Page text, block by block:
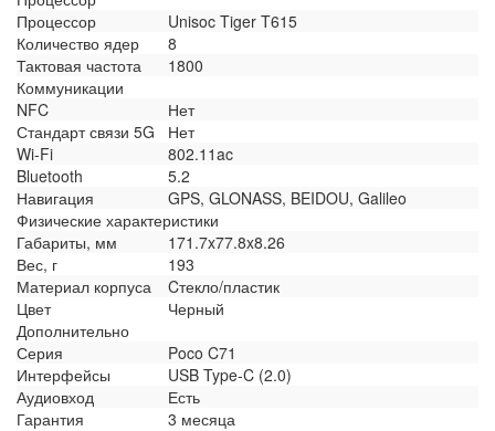
Процессор
Unisoc Tiger T615
Количество ядер
8
Тактовая частота
1800
Коммуникации
NFC
Нет
Стандарт связи 5G
Нет
Wi-Fi
802.11ac
Bluetooth
5.2
Навигация
GPS, GLONASS, BEIDOU, Galileo
Физические характеристики
Габариты, мм
171.7x77.8x8.26
Вес, г
193
Материал корпуса
Cтекло/пластик
Цвет
Черный
Дополнительно
Серия
Poco C71
Интерфейсы
USB Type-C (2.0)
Аудиовход
Есть
Гарантия
3 месяца